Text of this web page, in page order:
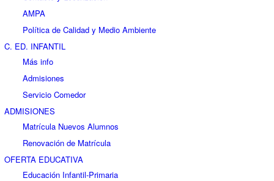
AMPA
Política de Calidad y Medio Ambiente
C. ED. INFANTIL
Más info
Admisiones
Servicio Comedor
ADMISIONES
Matrícula Nuevos Alumnos
Renovación de Matrícula
OFERTA EDUCATIVA
Educación Infantil-Primaria